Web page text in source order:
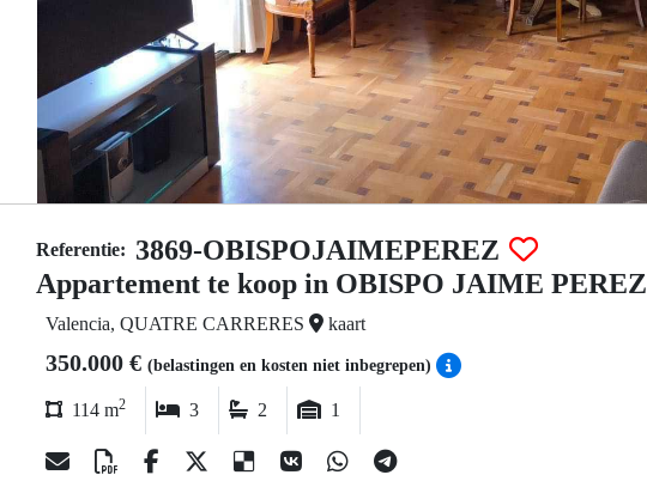
Referentie: 3869-OBISPOJAIMEPEREZ
Appartement te koop in OBISPO JAIME PEREZ
Valencia, QUATRE CARRERES kaart
350.000 € (belastingen en kosten niet inbegrepen)
114 m2 3 2 1